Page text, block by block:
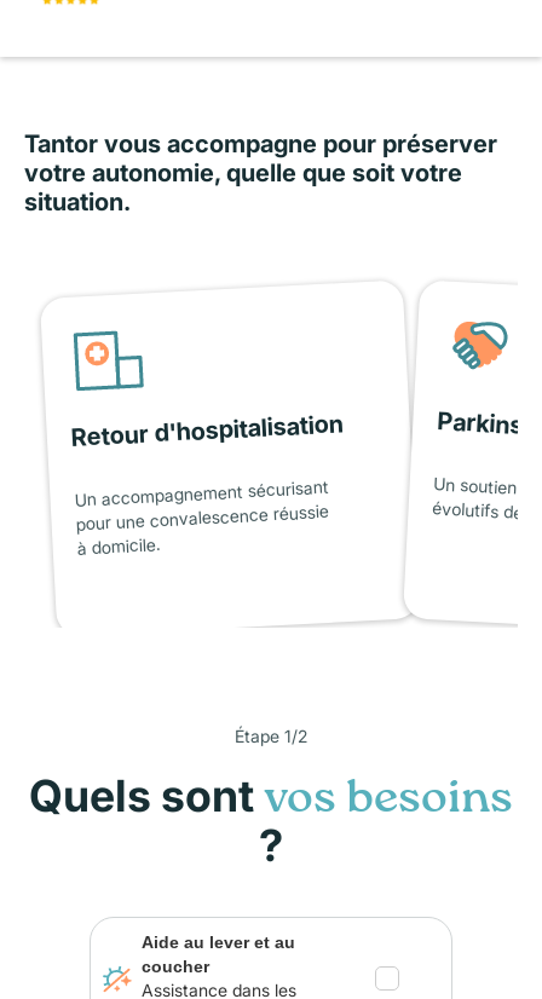
Tantor vous accompagne pour préserver
votre autonomie, quelle que soit votre
situation.
Retour d'hospitalisation
Un accompagnement sécurisant
pour une convalescence réussie
à domicile.
Un soutien
évolutifs de
Étape 1/2
Quels sont vos besoins
?
Aide au lever et au
coucher
Assistance dans les